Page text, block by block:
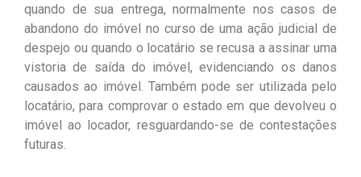
quando de sua entrega, normalmente nos casos de
abandono do imóvel no curso de uma ação judicial de
despejo ou quando o locatário se recusa a assinar uma
vistoria de saída do imóvel, evidenciando os danos
causados ao imóvel. Também pode ser utilizada pelo
locatário, para comprovar o estado em que devolveu o
imóvel ao locador, resguardando-se de contestações
futuras.